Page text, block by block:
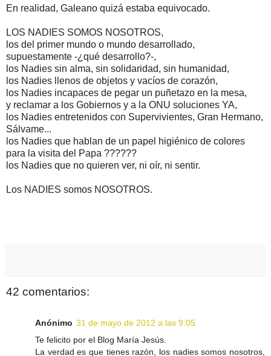
En realidad, Galeano quizá estaba equivocado.
LOS NADIES SOMOS NOSOTROS,
los del primer mundo o mundo desarrollado,
supuestamente -¿qué desarrollo?-,
los Nadies sin alma, sin solidaridad, sin humanidad,
los Nadies llenos de objetos y vacíos de corazón,
los Nadies incapaces de pegar un puñetazo en la mesa,
y reclamar a los Gobiernos y a la ONU soluciones YA,
los Nadies entretenidos con Supervivientes, Gran Hermano,
Sálvame...
los Nadies que hablan de un papel higiénico de colores
para la visita del Papa ??????
los Nadies que no quieren ver, ni oír, ni sentir.
Los NADIES somos NOSOTROS.
42 comentarios:
Anónimo 31 de mayo de 2012 a las 9:05
Te felicito por el Blog María Jesús.
La verdad es que tienes razón, los nadies somos nosotros,